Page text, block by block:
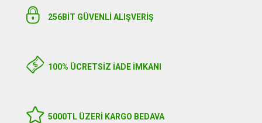
256BIT GÜVENLİ ALIŞVERİŞ
100% ÜCRETSİZ İADE İMKANI
5000TL ÜZERI KARGO BEDAVA